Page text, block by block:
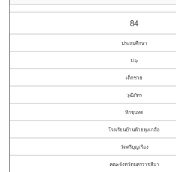
84
ประถมศึกษา
ป.๖
เด็กชาย
วุฒิภัทร
หึกขุนทด
โรงเรียนบ้านห้วยหุงเกลือ
วัดศรีบุญเรือง
คณะจังหวัดนครราชสีมา